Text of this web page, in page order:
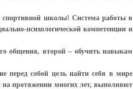
школы! Система работы в
психологической компетенции и
общения, второй – обучить навыкам
собой цель найти себя в мире
на протяжении многих лет, выполняют